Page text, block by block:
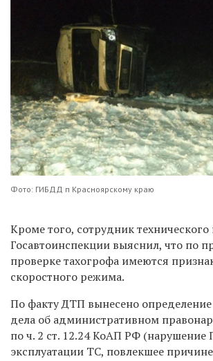
Фото: ГИБДД п Красноярскому краю
Кроме того, сотрудник технического
Госавтоинспекции выяснил, что по
проверке тахогрофа имеются
скоростного режима.
По факту ДТП вынесено
дела об административном
по ч. 2 ст. 12.24 КоАП РФ
эксплуатации ТС, повлекшее